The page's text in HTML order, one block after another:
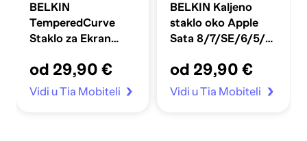
BELKIN
TemperedCurve
Staklo za Ekran
40/41mm prozirno
od 29,90 €
Vidi u Tia Mobiteli
BELKIN Kaljeno
staklo oko Apple
Sata 8/7/SE/6/5/4
od 29,90 €
Vidi u Tia Mobiteli